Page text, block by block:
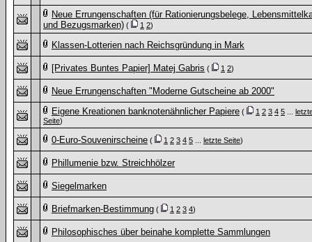
Neue Errungenschaften (für Rationierungsbelege,
und Bezugsmarken) ( 1 2)
Klassen-Lotterien nach Reichsgründung in Mark
[Privates Buntes Papier] Matej Gabris ( 1 2)
Neue Errungenschaften "Moderne Gutscheine ab 2000"
Eigene Kreationen banknotenähnlicher Papiere ( 1 2 3 4 5
Seite)
0-Euro-Souvenirscheine ( 1 2 3 4 5 letzte Seite)
Phillumenie bzw. Streichhölzer
Siegelmarken
Briefmarken-Bestimmung ( 1 2 3 4)
Philosophisches über beinahe komplette Sammlungen